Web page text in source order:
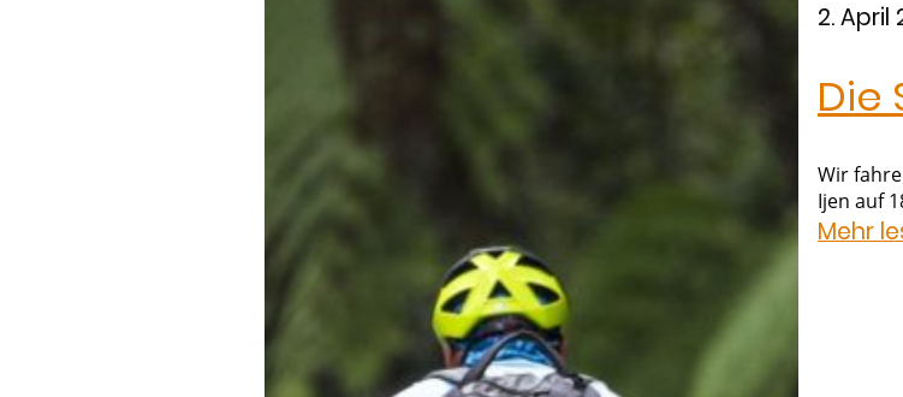
2. April
Die
Wir
Ijen auf
Mehr